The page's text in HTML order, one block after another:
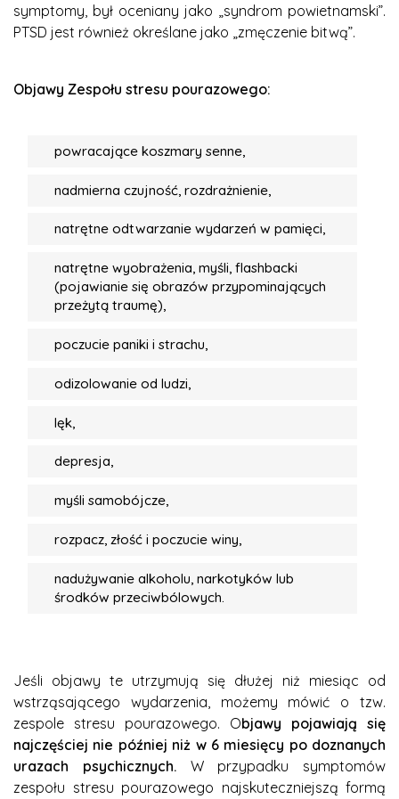
symptomy, był oceniany jako „syndrom powietnamski”.
PTSD jest również określane jako „zmęczenie bitwą”.
Objawy Zespołu stresu pourazowego:
powracające koszmary senne,
nadmierna czujność, rozdrażnienie,
natrętne odtwarzanie wydarzeń w pamięci,
natrętne wyobrażenia, myśli, flashbacki
(pojawianie się obrazów przypominających
przeżytą traumę),
poczucie paniki i strachu,
odizolowanie od ludzi,
lęk,
depresja,
myśli samobójcze,
rozpacz, złość i poczucie winy,
nadużywanie alkoholu, narkotyków lub
środków przeciwbólowych.
Jeśli objawy te utrzymują się dłużej niż miesiąc od
wstrząsającego wydarzenia, możemy mówić o tzw.
zespole stresu pourazowego. Objawy pojawiają się
najczęściej nie później niż w 6 miesięcy po doznanych
urazach psychicznych. W przypadku symptomów
zespołu stresu pourazowego najskuteczniejszą formą